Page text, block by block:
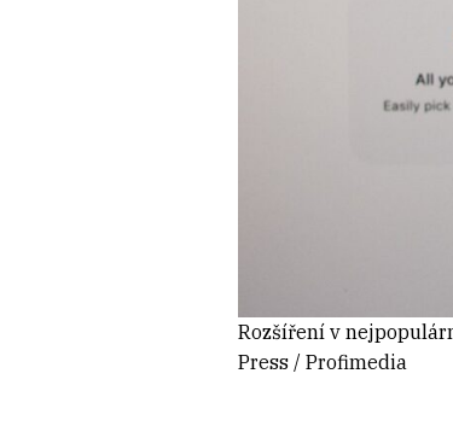
Rozšíření v
Press / Profimedia